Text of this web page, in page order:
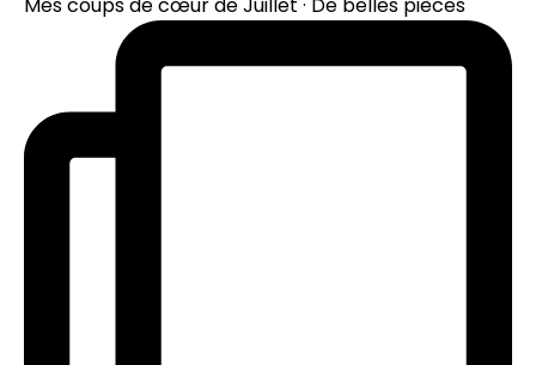
Mes coups de cœur de Juillet · De belles pièces